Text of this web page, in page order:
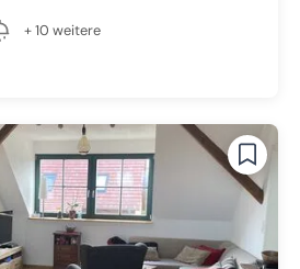
+ 10 weitere